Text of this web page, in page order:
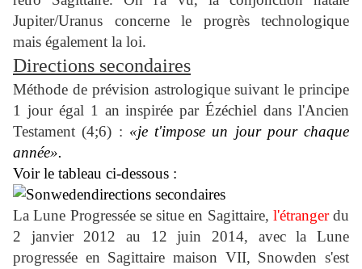
Jupiter/Uranus concerne le progrès technologique
mais également la loi.
Directions secondaires
Méthode de prévision astrologique suivant le principe
1 jour égal 1 an inspirée par Ézéchiel dans l'Ancien
Testament (4;6) : «je t'impose un jour pour chaque
année».
Voir le tableau ci-dessous :
La Lune Progressée se situe en Sagittaire, l'étrangerdu
2 janvier 2012 au 12 juin 2014, avec la Lune
progressée en Sagittaire maison VII, Snowden s'est